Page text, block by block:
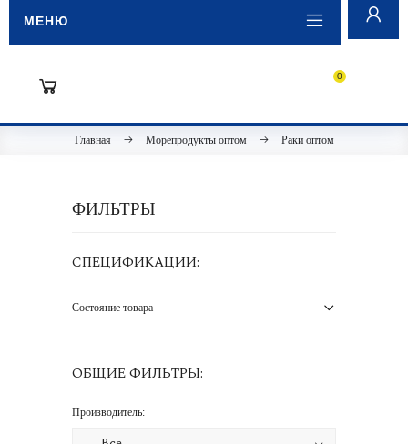
МЕНЮ
0
Главная Морепродукты оптом Раки оптом
ФИЛЬТРЫ
СПЕЦИФИКАЦИИ:
Состояние товара
ОБЩИЕ ФИЛЬТРЫ:
Производитель: